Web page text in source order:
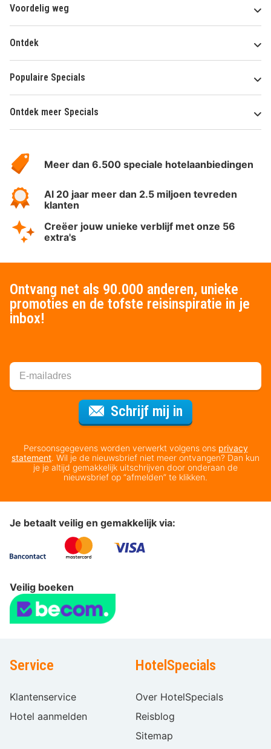
Voordelig weg
Ontdek
Populaire Specials
Ontdek meer Specials
HotelSpecials
Meer dan 6.500 speciale hotelaanbiedingen
Al 20 jaar meer dan 2.5 miljoen tevreden
klanten
Creëer jouw unieke verblijf met onze 56
extra's
Ontvang net als 90.000 anderen, unieke
promoties en de tofste reisinspiratie in je
inbox!
Schrijf mij in
Persoonsgegevens worden verwerkt volgens ons privacy
statement. Wil je de nieuwsbrief niet meer ontvangen? Dan kun
je je altijd gemakkelijk uitschrijven door onderaan de
nieuwsbrief op “afmelden” te klikken.
Je betaalt veilig en gemakkelijk via:
Veilig boeken
Service
Klantenservice
Hotel aanmelden
HotelSpecials
Over HotelSpecials
Reisblog
Sitemap